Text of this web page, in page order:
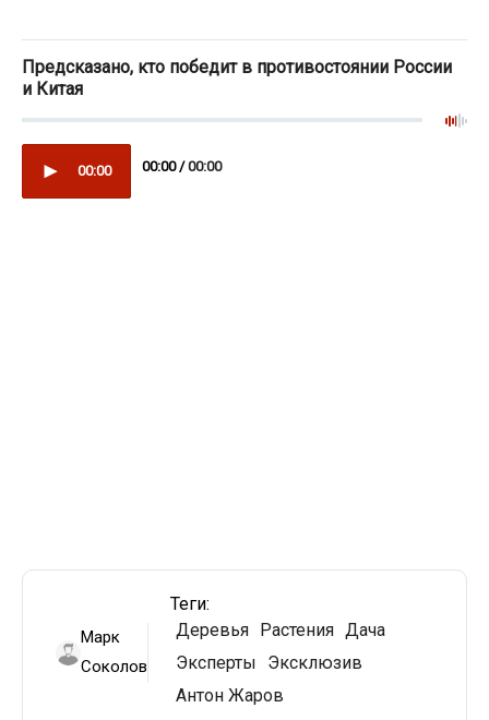
00:00
Предсказано, кто победит в противостоянии России
и Китая
00:00 / 00:00
Марк
Соколов
Теги:
Деревья
Растения Дача
Эксперты
Эксклюзив
Антон Жаров